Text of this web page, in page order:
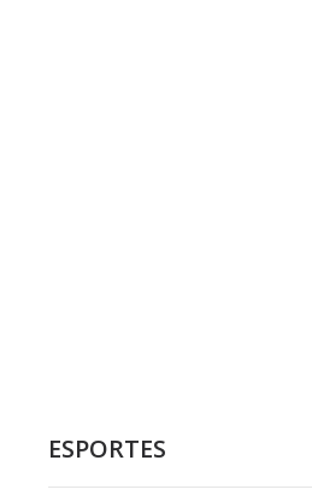
ESPORTES